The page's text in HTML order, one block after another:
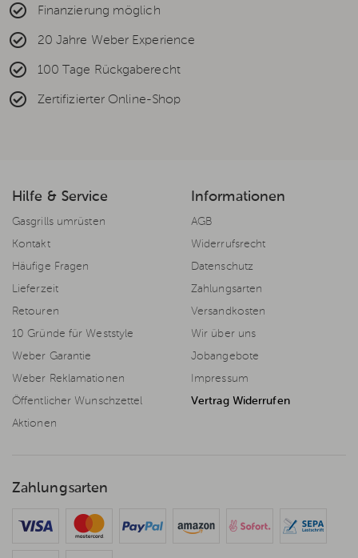
Finanzierung möglich
20 Jahre Weber Experience
100 Tage Rückgaberecht
Zertifizierter Online-Shop
Hilfe & Service
Gasgrills umrüsten
Kontakt
Häufige Fragen
Lieferzeit
Retouren
10 Gründe für Weststyle
Weber Garantie
Weber Reklamationen
Öffentlicher Wunschzettel
Aktionen
Informationen
AGB
Widerrufsrecht
Datenschutz
Zahlungsarten
Versandkosten
Wir über uns
Jobangebote
Impressum
Vertrag Widerrufen
Zahlungsarten